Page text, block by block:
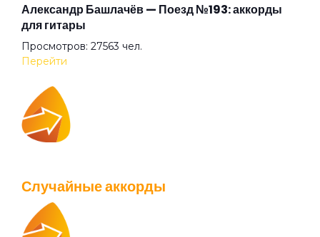
Аристократ
Ария Казанского зверя
Ария шузни
Бабушки
Александр Башлачёв — Поезд №193: аккорды
для гитары
Просмотров: 27563 чел.
Перейти
Перейти
Случайные аккорды